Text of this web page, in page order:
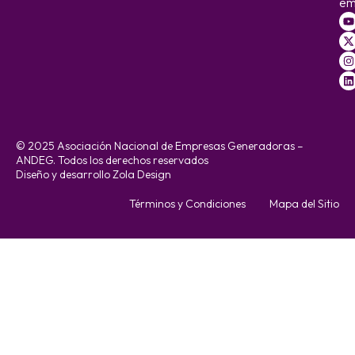
© 2025 Asociación Nacional de Empresas Generadoras –
ANDEG. Todos los derechos reservados
Diseño y desarrollo Zola Design
Términos y Condiciones Mapa del Sitio